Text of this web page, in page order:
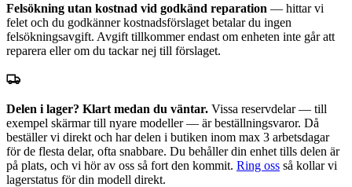
Felsökning utan kostnad vid godkänd reparation — hittar vi
felet och du godkänner kostnadsförslaget betalar du ingen
felsökningsavgift. Avgift tillkommer endast om enheten inte går att
reparera eller om du tackar nej till förslaget.
Delen i lager? Klart medan du väntar. Vissa reservdelar — till
exempel skärmar till nyare modeller — är beställningsvaror. Då
beställer vi direkt och har delen i butiken inom max 3 arbetsdagar
för de flesta delar, ofta snabbare. Du behåller din enhet tills delen är
på plats, och vi hör av oss så fort den kommit. Ring oss så kollar vi
lagerstatus för din modell direkt.